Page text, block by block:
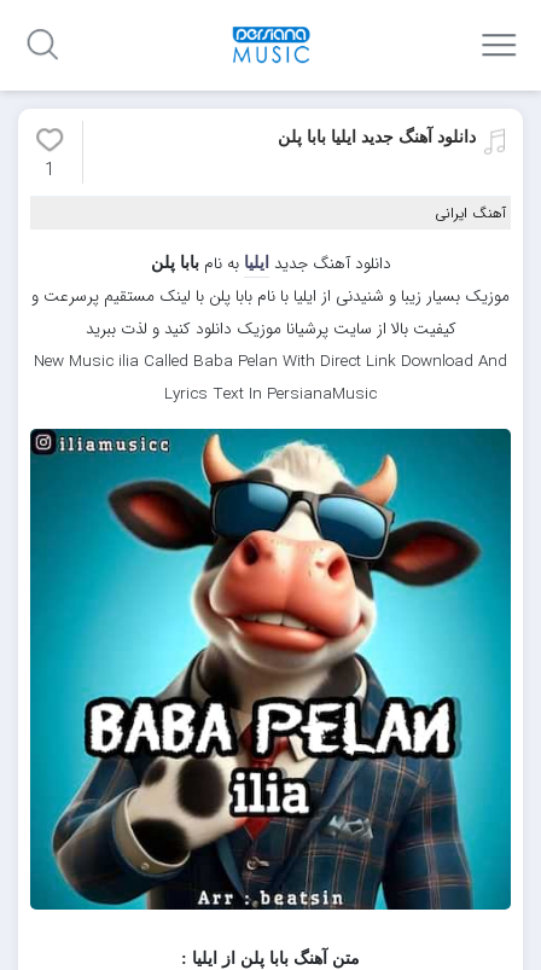
دانلود آهنگ جدید ایلیا بابا پلن
1
آهنگ ایرانی
دانلود آهنگ جدید ایلیا به نامبابا پلن
موزیک بسیار زیبا و شنیدنی از ایلیا با نام بابا پلن با لینک مستقیم پرسرعت و
کیفیت بالا از سایت پرشیانا موزیک دانلود کنید و لذت ببرید
New Music ilia Called Baba Pelan With Direct Link Download And
Lyrics Text In PersianaMusic
متن آهنگ بابا پلن از ایلیا :